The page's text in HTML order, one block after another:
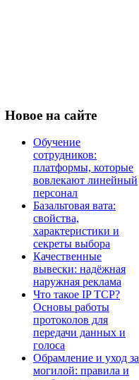
Новое на сайте
Обучение
сотрудников:
платформы, которые
вовлекают линейный
персонал
Базальтовая вата:
свойства,
характеристики и
секреты выбора
Качественные
вывески: надёжная
наружная реклама
Что такое IP TCP?
Основы работы
протоколов для
передачи данных и
голоса
Обрамление и уход за
могилой: правила и